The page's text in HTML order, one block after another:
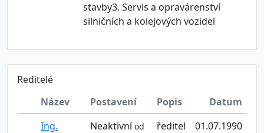
stavby3. Servis a opravárenství
silničních a kolejových vozidel
Reditelé
Název
Postavení Popis
Datum
Ing.
Neaktivníod
ředitel 01.07.1990